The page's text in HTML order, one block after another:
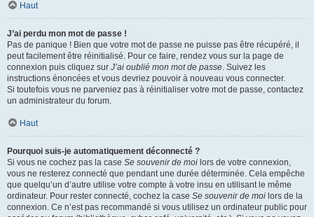
Haut
J’ai perdu mon mot de passe !
Pas de panique ! Bien que votre mot de passe ne puisse pas être récupéré, il
peut facilement être réinitialisé. Pour ce faire, rendez vous sur la page de
connexion puis cliquez sur J’ai oublié mon mot de passe. Suivez les
instructions énoncées et vous devriez pouvoir à nouveau vous connecter.
Si toutefois vous ne parveniez pas à réinitialiser votre mot de passe, contactez
un administrateur du forum.
Haut
Pourquoi suis-je automatiquement déconnecté ?
Si vous ne cochez pas la case Se souvenir de moi lors de votre connexion,
vous ne resterez connecté que pendant une durée déterminée. Cela empêche
que quelqu’un d’autre utilise votre compte à votre insu en utilisant le même
ordinateur. Pour rester connecté, cochez la case Se souvenir de moi lors de la
connexion. Ce n’est pas recommandé si vous utilisez un ordinateur public pour